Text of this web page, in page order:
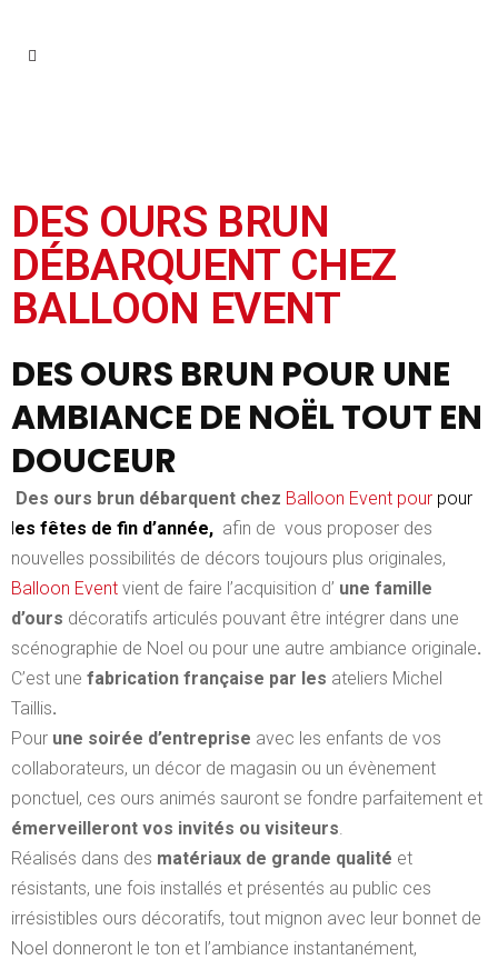
DES OURS BRUN
DÉBARQUENT CHEZ
BALLOON EVENT
DES OURS BRUN POUR UNE
AMBIANCE DE NOËL TOUT EN
DOUCEUR
Des ours brun débarquent chez Balloon Event pour pour
les fêtes de fin d’année, afin de vous proposer des
nouvelles possibilités de décors toujours plus originales,
Balloon Event vient de faire l’acquisition d’ une famille
d’ours décoratifs articulés pouvant être intégrer dans une
scénographie de Noel ou pour une autre ambiance originale.
C’est une fabrication française par les ateliers Michel
Taillis.
Pour une soirée d’entreprise avec les enfants de vos
collaborateurs, un décor de magasin ou un évènement
ponctuel, ces ours animés sauront se fondre parfaitement et
émerveilleront vos invités ou visiteurs.
Réalisés dans des matériaux de grande qualité et
résistants, une fois installés et présentés au public ces
irrésistibles ours décoratifs, tout mignon avec leur bonnet de
Noel donneront le ton et l’ambiance instantanément,